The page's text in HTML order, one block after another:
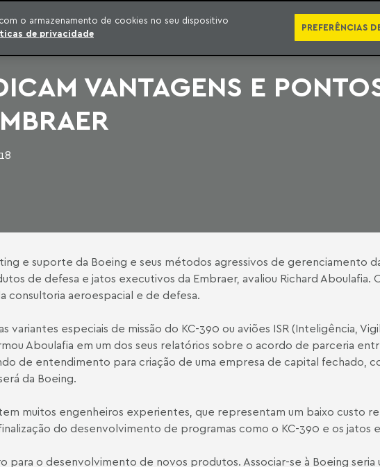
SÉRIES PUBLICAÇÕES EBOOKS PODCASTS
VANTAGENS E
e suporte da Boeing e seus métodos agressivos de gerenciamento
de defesa e jatos executivos da Embraer, avaliou Richard
consultoria aeroespacial e de defesa.
variantes especiais de missão do KC-390 ou aviões ISR (Inteligência,
Aboulafia em um dos seus relatórios sobre o acordo de parceria
de entendimento para criação de uma empresa de capital fechado,
da Boeing.
muitos engenheiros experientes, que representam um baixo custo
do desenvolvimento de programas como o KC-390 e os
para o desenvolvimento de novos produtos. Associar-se à Boeing
o armazenamento de cookies no seu dispositivo
de privacidade
PREFERÊNCIAS